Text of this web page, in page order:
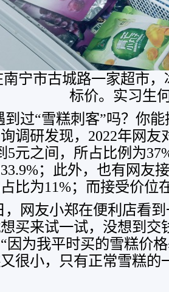
南宁市古城路一家超市
标价。实习生
到过“雪糕刺客”吗？你
调研发现，2022年网
5元之间，所占比例为
；此外，也有网友
比为11%；而接受价位
，网友小郑在便利店看
买来试一试，没想到交
因为我平时买的雪糕价
很小，只有正常雪糕的